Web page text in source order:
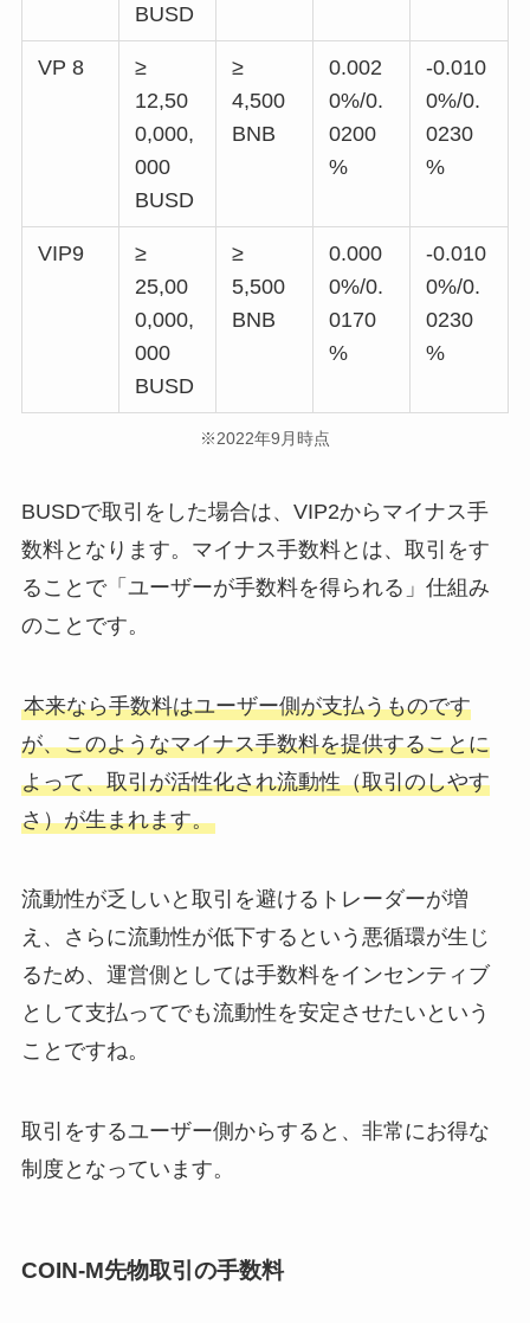
BUSD
VP 8
≥
12,50
0,000,
000
BUSD
≥
4,500
BNB
0.002
0%/0.
0200
%
-0.010
0%/0.
0230
%
VIP9
≥
25,00
0,000,
000
BUSD
≥
5,500
BNB
0.000
0%/0.
0170
%
-0.010
0%/0.
0230
%
※2022年9月時点
BUSDで取引をした場合は、VIP2からマイナス手
数料となります。マイナス手数料とは、取引をす
ることで「ユーザーが手数料を得られる」仕組み
のことです。
本来なら手数料はユーザー側が支払うものです
が、このようなマイナス手数料を提供することに
よって、取引が活性化され流動性（取引のしやす
さ）が生まれます。
流動性が乏しいと取引を避けるトレーダーが増
え、さらに流動性が低下するという悪循環が生じ
るため、運営側としては手数料をインセンティブ
として支払ってでも流動性を安定させたいという
ことですね。
取引をするユーザー側からすると、非常にお得な
制度となっています。
COIN-M先物取引の手数料